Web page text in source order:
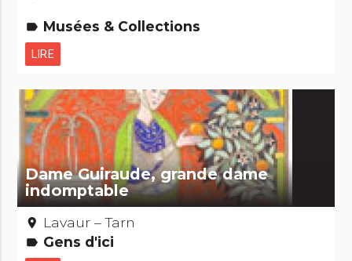
label Musées & Collections
LIRE
Dame Guiraude, grande dame
indomptable
place Lavaur – Tarn
label Gens d'ici